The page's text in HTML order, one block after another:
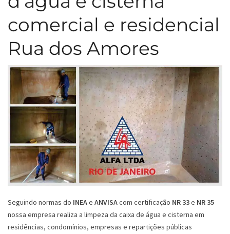
comercial e residencial
Rua dos Amores
Seguindo normas do INEAe ANVISAcom certificação NR 33e NR 35
nossa empresa realiza a limpeza da caixa de água e cisterna em
residências, condomínios, empresas e repartições públicas